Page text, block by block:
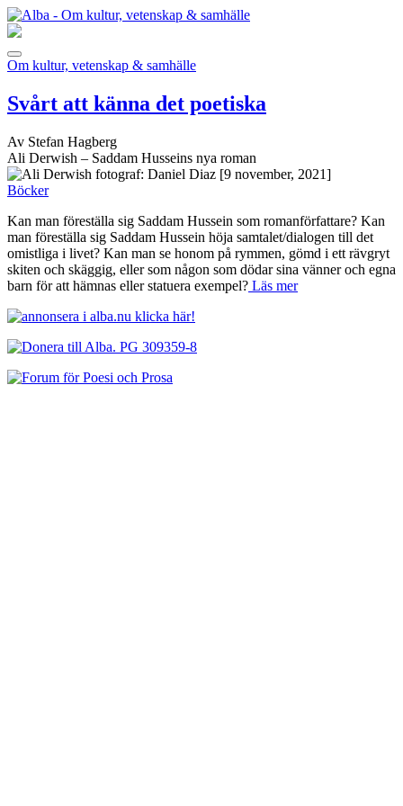
Om kultur, vetenskap & samhälle
Svårt att känna det poetiska
Av Stefan Hagberg
Ali Derwish – Saddam Husseins nya roman
[9 november, 2021]
Böcker
Kan man föreställa sig Saddam Hussein som romanförfattare? Kan
man föreställa sig Saddam Hussein höja samtalet/dialogen till det
omistliga i livet? Kan man se honom på rymmen, gömd i ett rävgryt
skiten och skäggig, eller som någon som dödar sina vänner och egna
barn för att hämnas eller statuera exempel? Läs mer